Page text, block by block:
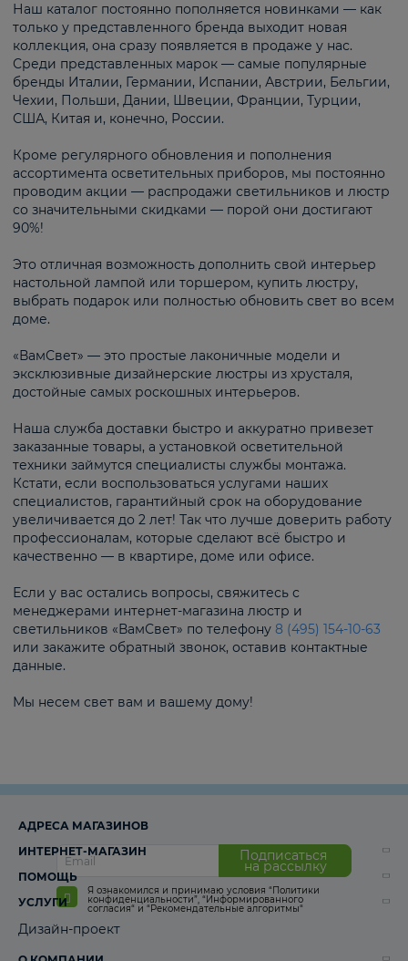
Наш каталог постоянно пополняется новинками — как
только у представленного бренда выходит новая
коллекция, она сразу появляется в продаже у нас.
Среди представленных марок — самые популярные
бренды Италии, Германии, Испании, Австрии, Бельгии,
Чехии, Польши, Дании, Швеции, Франции, Турции,
США, Китая и, конечно, России.
Кроме регулярного обновления и пополнения
ассортимента осветительных приборов, мы постоянно
проводим акции — распродажи светильников и люстр
со значительными скидками — порой они достигают
90%!
Это отличная возможность дополнить свой интерьер
настольной лампой или торшером, купить люстру,
выбрать подарок или полностью обновить свет во всем
доме.
«ВамСвет» — это простые лаконичные модели и
эксклюзивные дизайнерские люстры из хрусталя,
достойные самых роскошных интерьеров.
Наша служба доставки быстро и аккуратно привезет
заказанные товары, а установкой осветительной
техники займутся специалисты службы монтажа.
Кстати, если воспользоваться услугами наших
специалистов, гарантийный срок на оборудование
увеличивается до 2 лет! Так что лучше доверить работу
профессионалам, которые сделают всё быстро и
качественно — в квартире, доме или офисе.
Если у вас остались вопросы, свяжитесь с
менеджерами интернет-магазина люстр и
светильников «ВамСвет» по телефону 8 (495) 154-10-63
или закажите обратный звонок, оставив контактные
данные.
Мы несем свет вам и вашему дому!
Подписаться
на рассылку
Я ознакомился и принимаю условия “Политики
конфиденциальности”, “Информированного
согласия“ и “Рекомендательные алгоритмы“
АДРЕСА МАГАЗИНОВ
ИНТЕРНЕТ-МАГАЗИН
ПОМОЩЬ
УСЛУГИ
Дизайн-проект